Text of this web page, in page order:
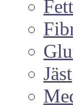
Fett
Jäst